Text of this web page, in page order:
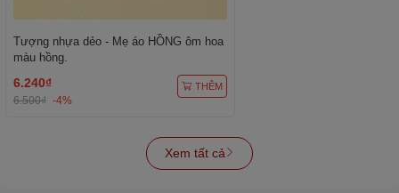
Tượng nhựa dẻo - Mẹ áo HỒNG ôm hoa
màu hồng.
6.240₫
6.500₫ -4%
THÊM
Xem tất cả